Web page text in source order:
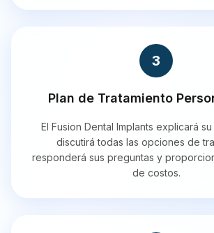
3
Plan de Tratamiento
El Fusion Dental Implants explicará
discutirá todas las opciones de
responderá sus preguntas y
de costos.